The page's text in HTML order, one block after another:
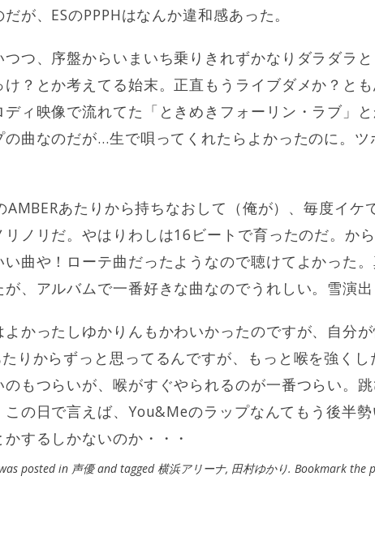
が、ESのPPPHはなんか違和感あった。
つ、序盤からいまいち乗りきれずかなりダラダラ
？とか考えてる始末。正直もうライブダメか？と
ィ映像で流れてた「ときめきフォーリン・ラブ」
曲なのだが…生で唄ってくれたらよかったのに。ツ
あたりから持ちなおして（俺が）、毎度イケ
ノリだ。やはりわしは16ビートで育ったのだ。か
曲や！ローテ曲だったようなので聴けてよかった
、アルバムで一番好きな曲なのでうれしい。雪演出
かったしゆかりんもかわいかったのですが、自分
りからずっと思ってるんですが、もっと喉を強く
もつらいが、喉がすぐやられるのが一番つらい。
の日で言えば、You&Meのラップなんてもう後半
するしかないのか・・・
posted in 声優and tagged横浜アリーナ, 田村ゆかり. Bookmark the